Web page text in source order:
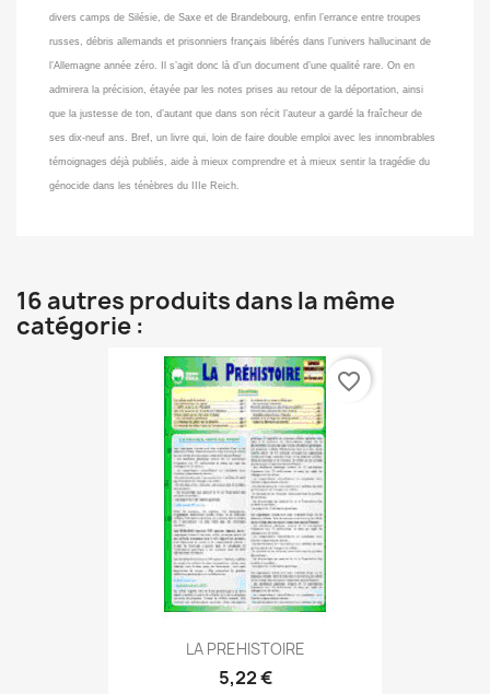
divers camps de Silésie, de Saxe et de Brandebourg, enfin l’errance entre troupes
russes, débris allemands et prisonniers français libérés dans l’univers hallucinant de
l’Allemagne année zéro. Il s’agit donc là d’un document d’une qualité rare. On en
admirera la précision, étayée par les notes prises au retour de la déportation, ainsi
que la justesse de ton, d’autant que dans son récit l’auteur a gardé la fraîcheur de
ses dix-neuf ans. Bref, un livre qui, loin de faire double emploi avec les innombrables
témoignages déjà publiés, aide à mieux comprendre et à mieux sentir la tragédie du
génocide dans les ténèbres du IIIe Reich.
16 autres produits dans la même
catégorie :
LA PREHISTOIRE
5,22 €
favorite_border